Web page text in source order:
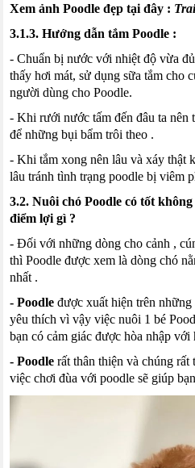
Xem ảnh Poodle đẹp tại đây :
3.1.3. Hướng dẫn tắmPoodle :
- Chuẩn bị nước với nhiệt độ vừa
thấy hơi mát, sử dụng sữa tắm cho
người dùng choPoodle.
- Khi rưới nước tấm đến đâu ta nên
để những bụi bẩm trôi theo .
- Khi tắm xong nên lâu và xáy thật
lâu tránh tình trạngpoodle bị viêm
3.2. Nuôi chóPoodle có tốt không
điểm lợi gì ?
- Đối với những dòng cho cảnh ,
thìPoodle được xem là dòng chó
nhất .
-Poodle được xuất hiện trên
yêu thích vì vậy việc nuôi 1 bé
bạn có cảm giác được hòa nhập
-Poodle rất thân thiện và chúng
việc chơi đùa vớipoodle sẽ giúp